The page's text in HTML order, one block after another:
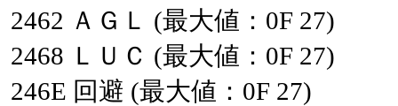
2462 ＡＧＬ (最大値：0F 27)
2468 ＬＵＣ (最大値：0F 27)
246E 回避 (最大値：0F 27)